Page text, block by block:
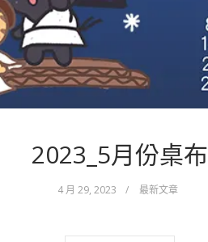
2023_5月份桌布
4 月 29, 2023 / 最新文章